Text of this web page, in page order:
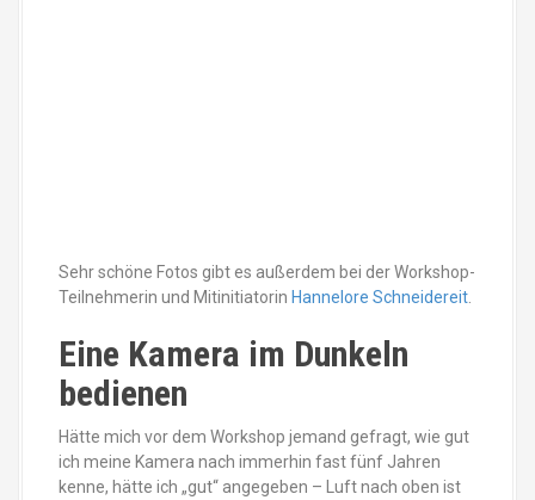
Sehr schöne Fotos gibt es außerdem bei der Workshop-
Teilnehmerin und Mitinitiatorin Hannelore Schneidereit
Eine Kamera im Dunkeln
bedienen
Hätte mich vor dem Workshop jemand gefragt, wie gut
ich meine Kamera nach immerhin fast fünf Jahren
kenne, hätte ich „gut“ angegeben – Luft nach oben ist